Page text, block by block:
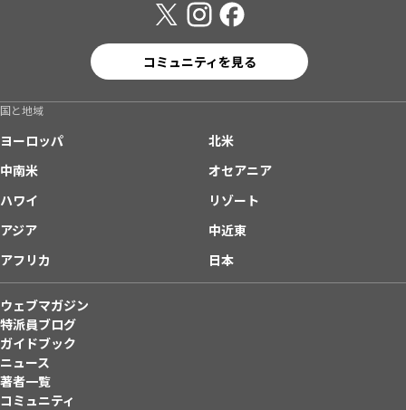
コミュニティを見る
国と地域
ヨーロッパ
北米
中南米
オセアニア
ハワイ
リゾート
アジア
中近東
アフリカ
日本
ウェブマガジン
特派員ブログ
ガイドブック
ニュース
著者一覧
コミュニティ